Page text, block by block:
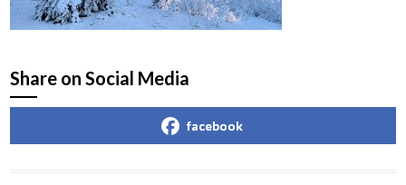
Share on Social Media
facebook